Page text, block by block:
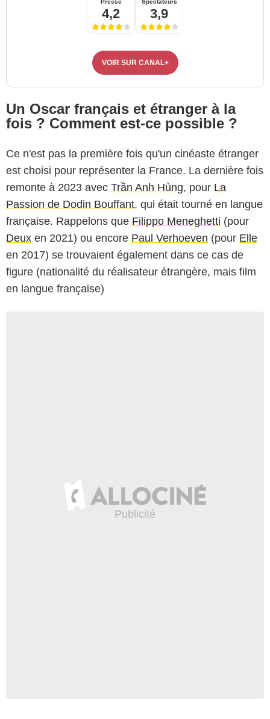
4,2 3,9
VOIR SUR CANAL+
Un Oscar français et étranger à la
fois ? Comment est-ce possible ?
Ce n'est pas la première fois qu'un cinéaste étranger
est choisi pour représenter la France. La dernière fois
remonte à 2023 avec Trần Anh Hùng, pour La
Passion de Dodin Bouffant, qui était tourné en langue
française. Rappelons que Filippo Meneghetti (pour
Deux en 2021) ou encore Paul Verhoeven (pour Elle
en 2017) se trouvaient également dans ce cas de
figure (nationalité du réalisateur étrangère, mais film
en langue française)